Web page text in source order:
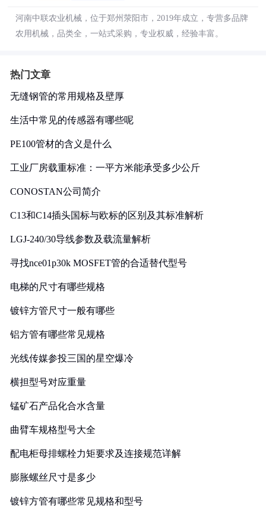
河南中联农业机械，位于郑州荥阳市，2019年成立，专营多品牌
农用机械，品类全，一站式采购，专业权威，经验丰富。
热门文章
无缝钢管的常用规格及壁厚
生活中常见的传感器有哪些呢
PE100管材的含义是什么
工业厂房载重标准：一平方米能承受多少公斤
CONOSTAN公司简介
C13和C14插头国标与欧标的区别及其标准解析
LGJ-240/30导线参数及载流量解析
寻找nce01p30k MOSFET管的合适替代型号
电梯的尺寸有哪些规格
镀锌方管尺寸一般有哪些
铝方管有哪些常见规格
光线传媒参投三国的星空爆冷
横担型号对应重量
锰矿石产品化合水含量
曲臂车规格型号大全
配电柜母排螺栓力矩要求及连接规范详解
膨胀螺丝尺寸是多少
镀锌方管有哪些常见规格和型号